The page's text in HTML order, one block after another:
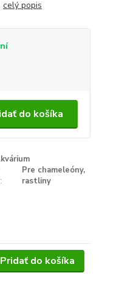
celý popis
do košíka
Pre chameleóny,
rastliny
Pridať do košíka